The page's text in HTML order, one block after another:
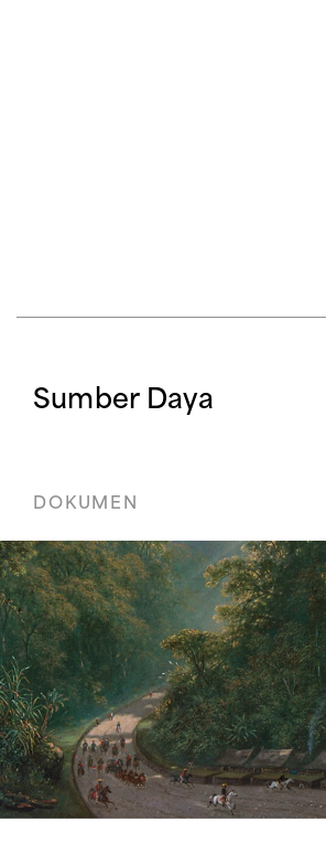
Sumber Daya
DOKUMEN